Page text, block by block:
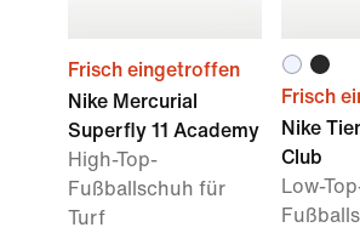
Frisch eingetroffen
Nike Mercurial
Superfly 11 Academy
High-Top-
Fußballschuh für
Turf
Frisch
Nike
Club
Low-